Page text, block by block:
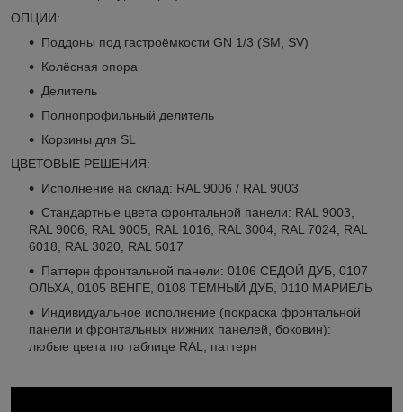
ОПЦИИ:
Поддоны под гастроёмкости GN 1/3 (SM, SV)
Колёсная опора
Делитель
Полнопрофильный делитель
Корзины для SL
ЦВЕТОВЫЕ РЕШЕНИЯ:
Исполнение на склад: RAL 9006 / RAL 9003
Стандартные цвета фронтальной панели: RAL 9003,
RAL 9006, RAL 9005, RAL 1016, RAL 3004, RAL 7024, RAL
6018, RAL 3020, RAL 5017
Паттерн фронтальной панели: 0106 СЕДОЙ ДУБ, 0107
ОЛЬХА, 0105 ВЕНГЕ, 0108 ТЕМНЫЙ ДУБ, 0110 МАРИЕЛЬ
Индивидуальное исполнение (покраска фронтальной
панели и фронтальных нижних панелей, боковин):
любые цвета по таблице RAL, паттерн